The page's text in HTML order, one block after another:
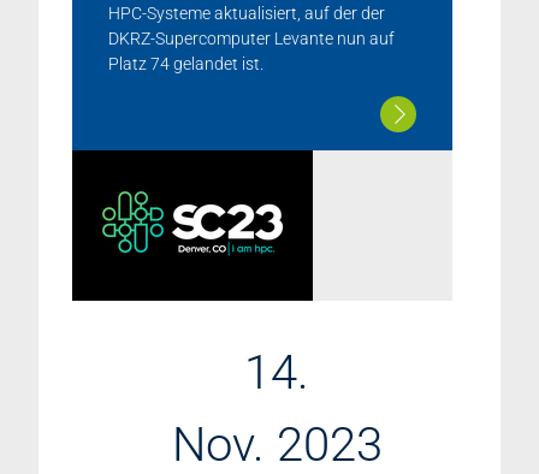
HPC-Systeme aktualisiert, auf der der
DKRZ-Supercomputer Levante nun auf
Platz 74 gelandet ist.
14.
Nov. 2023